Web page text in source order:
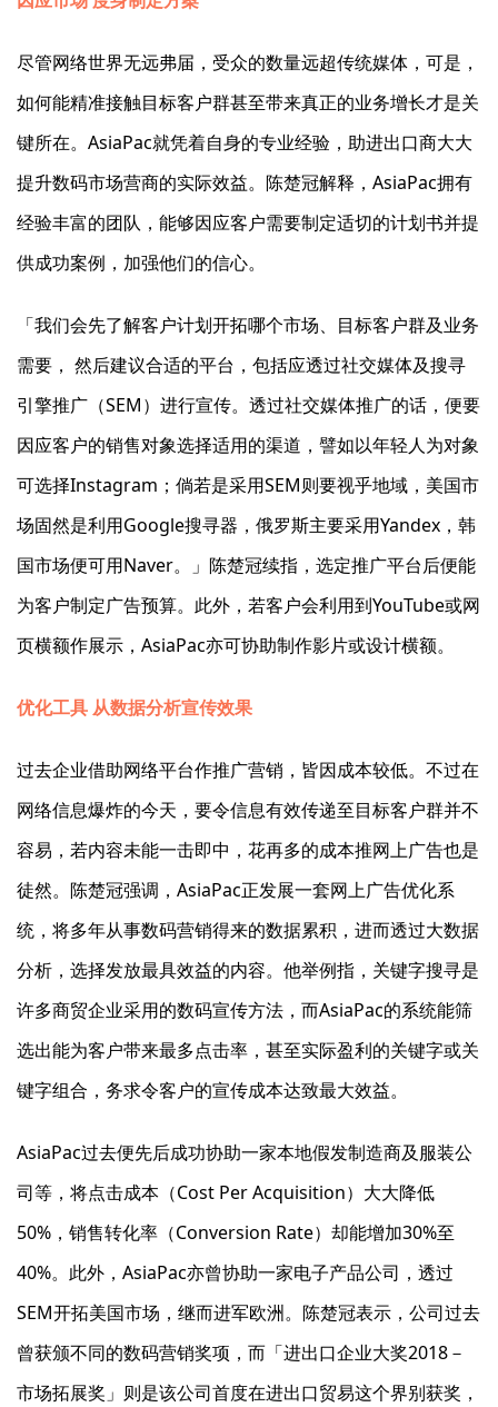
尽管网络世界无远弗届，受众的数量远超传统媒体，可是，
如何能精准接触目标客户群甚至带来真正的业务增长才是关
键所在。AsiaPac就凭着自身的专业经验，助进出口商大大
提升数码市场营商的实际效益。陈楚冠解释，AsiaPac拥有
经验丰富的团队，能够因应客户需要制定适切的计划书并提
供成功案例，加强他们的信心。
「我们会先了解客户计划开拓哪个市场、目标客户群及业务
需要， 然后建议合适的平台，包括应透过社交媒体及搜寻
引擎推广（SEM）进行宣传。透过社交媒体推广的话，便要
因应客户的销售对象选择适用的渠道，譬如以年轻人为对象
可选择Instagram；倘若是采用SEM则要视乎地域，美国市
场固然是利用Google搜寻器，俄罗斯主要采用Yandex，韩
国市场便可用Naver。」陈楚冠续指，选定推广平台后便能
为客户制定广告预算。此外，若客户会利用到YouTube或网
页横额作展示，AsiaPac亦可协助制作影片或设计横额。
优化工具 从数据分析宣传效果
过去企业借助网络平台作推广营销，皆因成本较低。不过在
网络信息爆炸的今天，要令信息有效传递至目标客户群并不
容易，若内容未能一击即中，花再多的成本推网上广告也是
徒然。陈楚冠强调，AsiaPac正发展一套网上广告优化系
统，将多年从事数码营销得来的数据累积，进而透过大数据
分析，选择发放最具效益的内容。他举例指，关键字搜寻是
许多商贸企业采用的数码宣传方法，而AsiaPac的系统能筛
选出能为客户带来最多点击率，甚至实际盈利的关键字或关
键字组合，务求令客户的宣传成本达致最大效益。
AsiaPac过去便先后成功协助一家本地假发制造商及服装公
司等，将点击成本（Cost Per Acquisition）大大降低
50%，销售转化率（Conversion Rate）却能增加30%至
40%。此外，AsiaPac亦曾协助一家电子产品公司，透过
SEM开拓美国市场，继而进军欧洲。陈楚冠表示，公司过去
曾获颁不同的数码营销奖项，而「进出口企业大奖2018－
市场拓展奖」则是该公司首度在进出口贸易这个界别获奖，